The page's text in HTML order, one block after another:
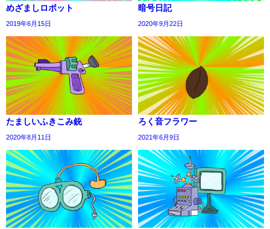
めざましロボット
2019年6月15日
暗号日記
2020年9月22日
たましいふきこみ銃
2020年8月11日
ろく音フラワー
2021年6月9日